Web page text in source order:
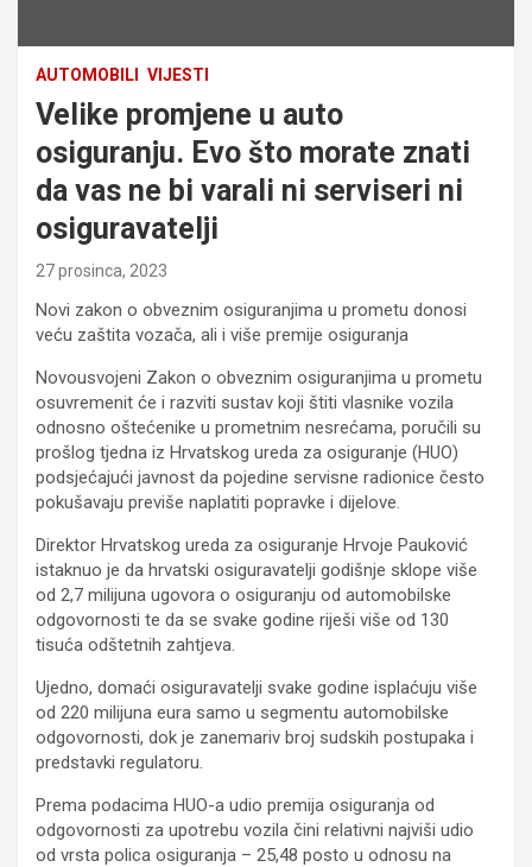
AUTOMOBILI VIJESTI
Velike promjene u auto
osiguranju. Evo što morate znati
da vas ne bi varali ni serviseri ni
osiguravatelji
27 prosinca, 2023
Novi zakon o obveznim osiguranjima u prometu donosi
veću zaštita vozača, ali i više premije osiguranja
Novousvojeni Zakon o obveznim osiguranjima u prometu
osuvremenit će i razviti sustav koji štiti vlasnike vozila
odnosno oštećenike u prometnim nesrećama, poručili su
prošlog tjedna iz Hrvatskog ureda za osiguranje (HUO)
podsjećajući javnost da pojedine servisne radionice često
pokušavaju previše naplatiti popravke i dijelove.
Direktor Hrvatskog ureda za osiguranje Hrvoje Pauković
istaknuo je da hrvatski osiguravatelji godišnje sklope više
od 2,7 milijuna ugovora o osiguranju od automobilske
odgovornosti te da se svake godine riješi više od 130
tisuća odštetnih zahtjeva.
Ujedno, domaći osiguravatelji svake godine isplaćuju više
od 220 milijuna eura samo u segmentu automobilske
odgovornosti, dok je zanemariv broj sudskih postupaka i
predstavki regulatoru.
Prema podacima HUO-a udio premija osiguranja od
odgovornosti za upotrebu vozila čini relativni najviši udio
od vrsta polica osiguranja – 25,48 posto u odnosu na